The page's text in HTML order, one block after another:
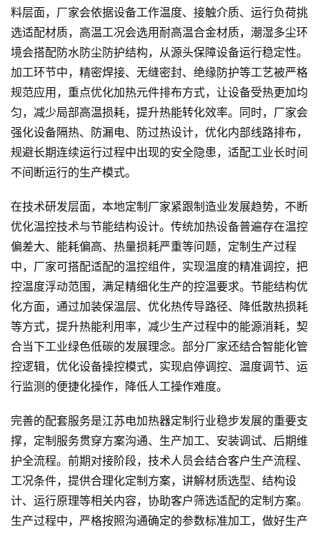
料层面，厂家会依据设备工作温度、接触介质、运行负荷挑
选适配材质，高温工况会选用耐高温合金材质，潮湿多尘环
境会搭配防水防尘防护结构，从源头保障设备运行稳定性。
加工环节中，精密焊接、无缝密封、绝缘防护等工艺被严格
规范应用，重点优化加热元件排布方式，让设备受热更加均
匀，减少局部高温损耗，提升热能转化效率。同时，厂家会
强化设备隔热、防漏电、防过热设计，优化内部线路排布，
规避长期连续运行过程中出现的安全隐患，适配工业长时间
不间断运行的生产模式。
在技术研发层面，本地定制厂家紧跟制造业发展趋势，不断
优化温控技术与节能结构设计。传统加热设备普遍存在温控
偏差大、能耗偏高、热量损耗严重等问题，定制生产过程
中，厂家可搭配适配的温控组件，实现温度的精准调控，把
控温度浮动范围，满足精细化生产的控温要求。节能结构优
化方面，通过加装保温层、优化热传导路径、降低散热损耗
等方式，提升热能利用率，减少生产过程中的能源消耗，契
合当下工业绿色低碳的发展理念。部分厂家还结合智能化管
控逻辑，优化设备操控模式，实现启停调控、温度调节、运
行监测的便捷化操作，降低人工操作难度。
完善的配套服务是江苏电加热器定制行业稳步发展的重要支
撑，定制服务贯穿方案沟通、生产加工、安装调试、后期维
护全流程。前期对接阶段，技术人员会结合客户生产流程、
工况条件，提供合理化定制方案，讲解材质选型、结构设
计、运行原理等相关内容，协助客户筛选适配的定制方案。
生产过程中，严格按照沟通确定的参数标准加工，做好生产